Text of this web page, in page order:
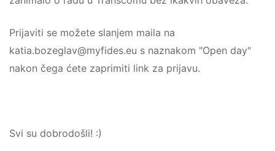
Prijaviti se možete slanjem maila na
katia.bozeglav@myfides.eu s naznakom "Open day"
nakon čega ćete zaprimiti link za prijavu.
Svi su dobrodošli! :)